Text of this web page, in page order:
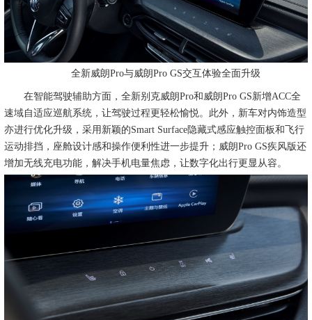
全新威朗Pro与威朗Pro GS交互体验全面升级
在智能驾驶辅助方面，全新别克威朗Pro和威朗Pro GS新增ACC全
速域自适应巡航系统，让驾驶过程更轻松愉悦。此外，新车对内饰造型
亦进行优化升级，采用新颖的Smart Surface隐藏式感应触控面板和飞行
运动排挡，座舱设计感和操作便利性进一步提升；威朗Pro GS疾风版还
增加无线充电功能，解决手机电量焦虑，让数字化出行更显从容。